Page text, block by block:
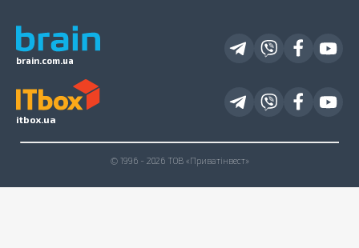
brain.com.ua
itbox.ua
© 1996 - 2026 ТОВ «Приватінвест»